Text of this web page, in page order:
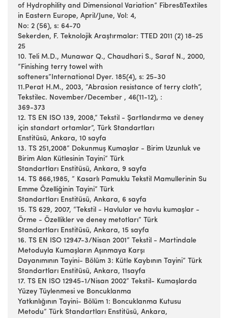
of Hydrophility and Dimensional Variation” Fibres&Textiles
in Eastern Europe, April/June, Vol: 4,
No: 2 (56), s: 64-70
Sekerden, F. Teknolojik Araştırmalar: TTED 2011 (2) 18-25
25
10. Teli M.D., Munawar Q., Chaudhari S., Saraf N., 2000,
“Finishing terry towel with
softeners”International Dyer. 185(4), s: 25-30
11.Perat H.M., 2003, ”Abrasion resistance of terry cloth”,
Tekstilec. November/December , 46(11-12), :
369-373
12. TS EN ISO 139, 2008,” Tekstil - Şartlandırma ve deney
için standart ortamlar”, Türk Standartları
Enstitüsü, Ankara, 10 sayfa
13. TS 251,2008” Dokunmuş Kumaşlar - Birim Uzunluk ve
Birim Alan Kütlesinin Tayini” Türk
Standartları Enstitüsü, Ankara, 9 sayfa
14. TS 866,1985, ” Kasarlı Pamuklu Tekstil Mamullerinin Su
Emme Özelliğinin Tayini” Türk
Standartları Enstitüsü, Ankara, 6 sayfa
15. TS 629, 2007, “Tekstil - Havlular ve havlu kumaşlar -
Örme - Özellikler ve deney metotları” Türk
Standartları Enstitüsü, Ankara, 15 sayfa
16. TS EN ISO 12947-3/Nisan 2001” Tekstil - Martindale
Metoduyla Kumaşların Aşınmaya Karşı
Dayanımının Tayini- Bölüm 3: Kütle Kaybının Tayini” Türk
Standartları Enstitüsü, Ankara, 11sayfa
17. TS EN ISO 12945-1/Nisan 2002” Tekstil- Kumaşlarda
Yüzey Tüylenmesi ve Boncuklanma
Yatkınlığının Tayini- Bölüm 1: Boncuklanma Kutusu
Metodu” Türk Standartları Enstitüsü, Ankara,